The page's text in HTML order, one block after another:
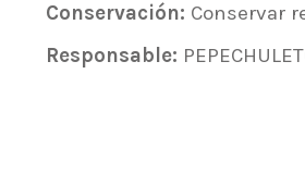
Conservación: Conservar
Responsable: